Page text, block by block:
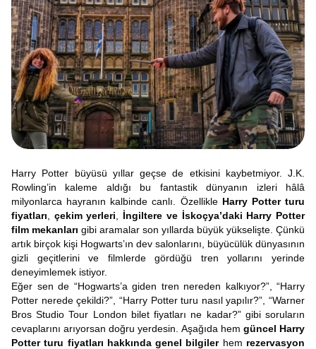
Harry Potter büyüsü yıllar geçse de etkisini kaybetmiyor. J.K.
Rowling’in kaleme aldığı bu fantastik dünyanın izleri hâlâ
milyonlarca hayranın kalbinde canlı. Özellikle Harry Potter turu
fiyatları
çekim yerleri
İngiltere ve İskoçya’daki Harry Potter
film mekanları gibi aramalar son yıllarda büyük yükselişte. Çünkü
artık birçok kişi Hogwarts’ın dev salonlarını, büyücülük dünyasının
gizli geçitlerini ve filmlerde gördüğü tren yollarını yerinde
deneyimlemek istiyor.
Eğer sen de “Hogwarts’a giden tren nereden kalkıyor?”, “Harry
Potter nerede çekildi?”, “Harry Potter turu nasıl yapılır?”, “Warner
Bros Studio Tour London bilet fiyatları ne kadar?” gibi soruların
cevaplarını arıyorsan doğru yerdesin. Aşağıda hem güncel Harry
Potter turu fiyatları hakkında genel bilgilerhem rezervasyon